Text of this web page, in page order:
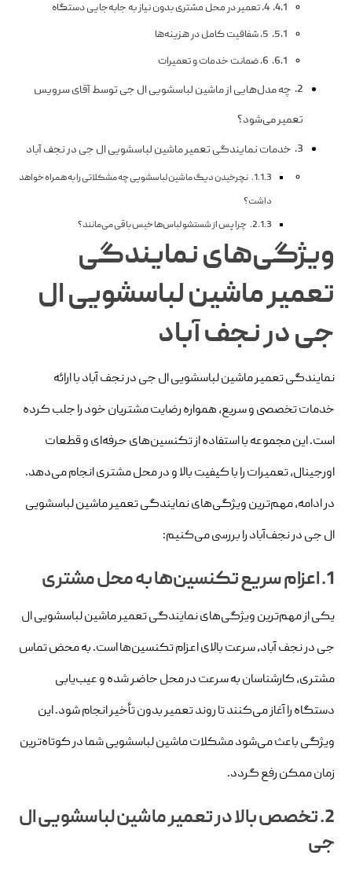
4. تعمیر در محل مشتری بدون نیاز به جابه‌جایی دستگاه
5. شفافیت کامل در هزینه‌ها
6. ضمانت خدمات و تعمیرات
چه مدل‌هایی از ماشین لباسشویی ال جی توسط آقای سرویس
تعمیر می‌شود؟
خدمات نمایندگی تعمیر ماشین لباسشویی ال جی در نجف‌ آباد
نچرخیدن دیگ ماشین لباسشویی چه مشکلاتی را به همراه خواهد
داشت؟
چرا پس از شستشو لباس‌ها خیس باقی می‌مانند؟
ویژگی‌های نمایندگی
تعمیر ماشین لباسشویی ال
جی در نجف‌ آباد
نمایندگی تعمیر ماشین لباسشویی ال جی در نجف‌ آباد با ارائه
خدمات تخصصی و سریع، همواره رضایت مشتریان خود را جلب کرده
است. این مجموعه با استفاده از تکنسین‌های حرفه‌ای و قطعات
اورجینال، تعمیرات را با کیفیت بالا و در محل مشتری انجام می‌دهد.
در ادامه، مهم‌ترین ویژگی‌های نمایندگی تعمیر ماشین لباسشویی
ال جی در نجف‌آباد را بررسی می‌کنیم:
1. اعزام سریع تکنسین‌ها به محل مشتری
یکی از مهم‌ترین ویژگی‌های نمایندگی تعمیر ماشین لباسشویی ال
جی در نجف‌ آباد، سرعت بالای اعزام تکنسین‌ها است. به محض تماس
مشتری، کارشناسان به سرعت در محل حاضر شده و عیب‌یابی
دستگاه را آغاز می‌کنند تا روند تعمیر بدون تأخیر انجام شود. این
ویژگی باعث می‌شود مشکلات ماشین لباسشویی شما در کوتاه‌ترین
زمان ممکن رفع گردد.
2. تخصص بالا در تعمیر ماشین لباسشویی ال
جی